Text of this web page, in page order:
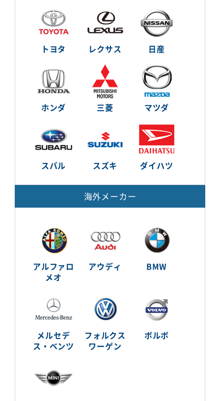
トヨタ レクサス 日産
ホンダ 三菱 マツダ
スバル スズキ ダイハツ
海外メーカー
アルファロ
メオ
アウディ BMW
メルセデ
ス・ベンツ
フォルクス
ワーゲン
ボルボ